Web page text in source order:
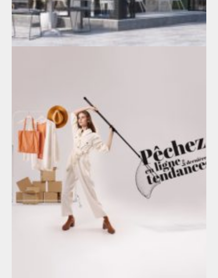
E-Shops Shopping Center
PARIS FASHION SHOPS
#branding #btoc #rénovation